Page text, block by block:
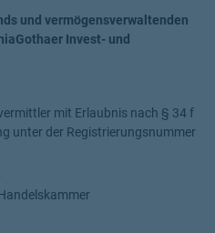
und vermögensverwaltenden
Invest- und
mit Erlaubnis nach § 34 f
unter der Registrierungsnummer